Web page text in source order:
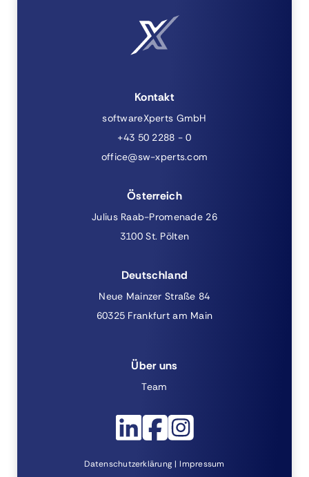
Kontakt
softwareXperts GmbH
+43 50 2288 - 0
office@sw-xperts.com
Österreich
Julius Raab-Promenade 26
3100 St. Pölten
Deutschland
Neue Mainzer Straße 84
60325 Frankfurt am Main
Über uns
Team
Datenschutzerklärung
Impressum